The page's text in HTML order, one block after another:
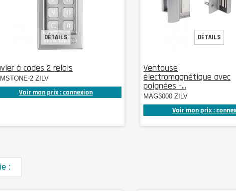
à codes 2 relais
2 ZILV
Voir mon prix : connexion
DÉTAILS
Ventouse
électromagnétique avec
poignées -...
MAG3000 ZILV
Voir mon prix :
DÉTAILS
: